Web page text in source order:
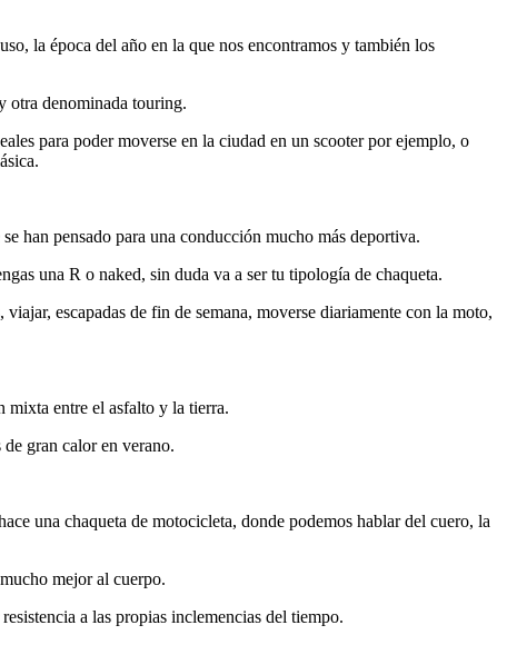
la época del año en la que nos encontramos y también los
otra denominada touring.
para poder moverse en la ciudad en un scooter por ejemplo, o
han pensado para una conducción mucho más deportiva.
una R o naked, sin duda va a ser tu tipología de chaqueta.
escapadas de fin de semana, moverse diariamente con la moto,
mixta entre el asfalto y la tierra.
gran calor en verano.
una chaqueta de motocicleta, donde podemos hablar del cuero, la
mejor al cuerpo.
a las propias inclemencias del tiempo.